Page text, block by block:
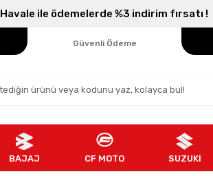
Havale ile ödemelerde %3 indirim fırsatı !
Parçanızın Online Adresi
Güvenli Ödeme
BAJAJ CF MOTO SUZUKI